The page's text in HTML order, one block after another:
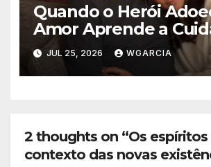
Quando o Herói
Amor Aprende a
JUL 25, 2026 WGARCIA
2 thoughts on “Os espíritos
contexto das novas